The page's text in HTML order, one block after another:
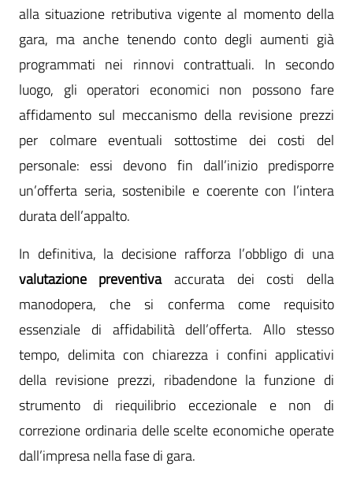
alla situazione retributiva vigente al momento della
gara, ma anche tenendo conto degli aumenti già
programmati nei rinnovi contrattuali. In secondo
luogo, gli operatori economici non possono fare
affidamento sul meccanismo della revisione prezzi
per colmare eventuali sottostime dei costi del
personale: essi devono fin dall’inizio predisporre
un’offerta seria, sostenibile e coerente con l’intera
durata dell’appalto.
In definitiva, la decisione rafforza l’obbligo di una
valutazione preventivaaccurata dei costi della
manodopera, che si conferma come requisito
essenziale di affidabilità dell’offerta. Allo stesso
tempo, delimita con chiarezza i confini applicativi
della revisione prezzi, ribadendone la funzione di
strumento di riequilibrio eccezionale e non di
correzione ordinaria delle scelte economiche operate
dall’impresa nella fase di gara.